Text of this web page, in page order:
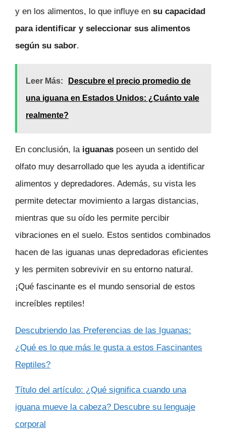
y en los alimentos, lo que influye en su capacidad
para identificar y seleccionar sus alimentos
según su sabor.
Leer Más:
Descubre el precio promedio de
una iguana en Estados Unidos: ¿Cuánto vale
realmente?
En conclusión, la iguanas poseen un sentido del
olfato muy desarrollado que les ayuda a identificar
alimentos y depredadores. Además, su vista les
permite detectar movimiento a largas distancias,
mientras que su oído les permite percibir
vibraciones en el suelo. Estos sentidos combinados
hacen de las iguanas unas depredadoras eficientes
y les permiten sobrevivir en su entorno natural.
¡Qué fascinante es el mundo sensorial de estos
increíbles reptiles!
Descubriendo las Preferencias de las Iguanas:
¿Qué es lo que más le gusta a estos Fascinantes
Reptiles?
Título del artículo: ¿Qué significa cuando una
iguana mueve la cabeza? Descubre su lenguaje
corporal